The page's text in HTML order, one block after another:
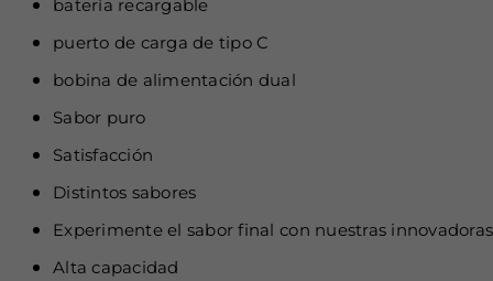
batería recargable
puerto de carga de tipo C
bobina de alimentación dual
Sabor puro
Satisfacción
Distintos sabores
Experimente el sabor final con nuestras
Alta capacidad